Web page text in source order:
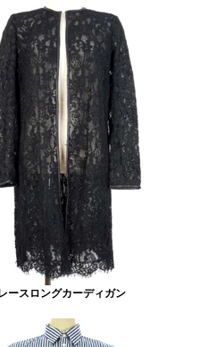
ースロングカーディガン